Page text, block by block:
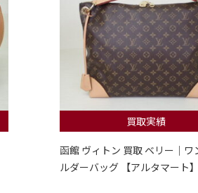
買取実績
函館 ヴィトン 買取 ベリー｜ワ
ルダーバッグ 【アルタマート】